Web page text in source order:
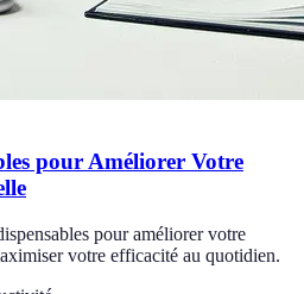
pour Améliorer Votre
pour améliorer votre
votre efficacité au quotidien.